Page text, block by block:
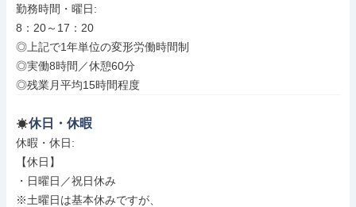
勤務時間・曜日:
8：20～17：20
◎上記で1年単位の変形労働時間制
◎実働8時間／休憩60分
◎残業月平均15時間程度
休日・休暇
休暇・休日:
【休日】
・日曜日／祝日休み
※土曜日は基本休みですが、